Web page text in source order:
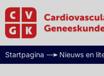
Startpagina Nieuws en